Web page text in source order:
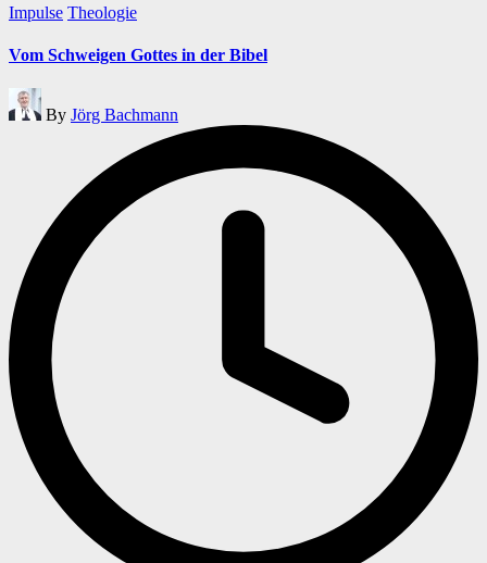
Posted
Impulse Theologie
Vom Schweigen Gottes in der Bibel
Posted
by
By Jörg Bachmann